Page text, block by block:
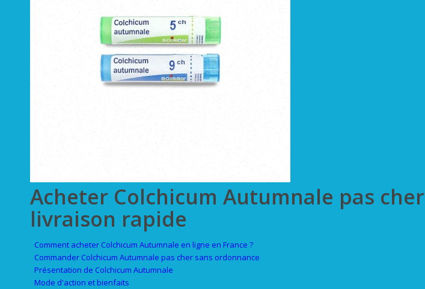
Acheter Colchicum Autumnale pas cher
livraison rapide
Comment acheter Colchicum Autumnale en ligne en France ?
Commander Colchicum Autumnale pas cher sans ordonnance
Présentation de Colchicum Autumnale
Mode d'action et bienfaits